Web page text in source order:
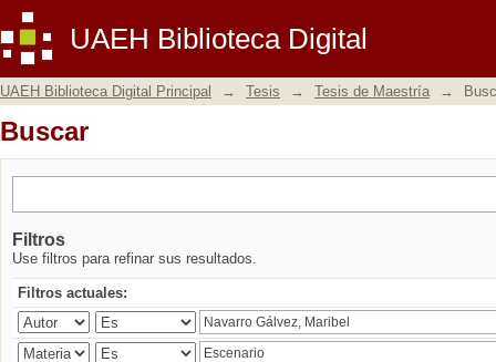
UAEH Biblioteca Digital
Buscar
UAEH Biblioteca Digital Principal → Tesis → Tesis de Maestría →
Buscar
Filtros
Use filtros para refinar sus resultados.
Filtros actuales: